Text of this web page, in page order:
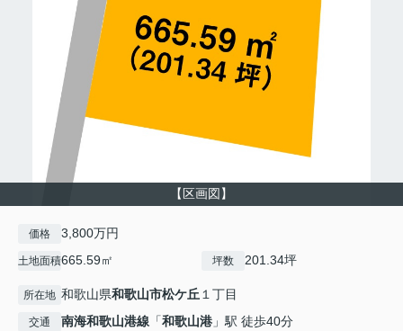
【区画図】
価格 3,800万円
土地面積665.59㎡ 坪数 201.34坪
所在地 和歌山県和歌山市松ケ丘 １丁目
交通 南海和歌山港線 「和歌山港 」駅 徒歩40分